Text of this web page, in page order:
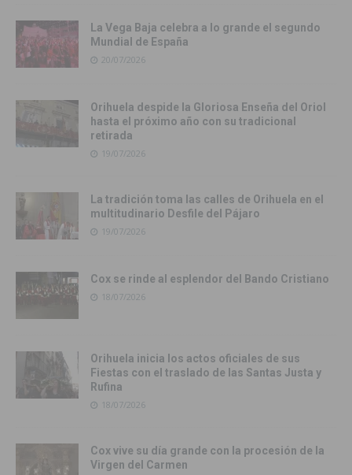
La Vega Baja celebra a lo grande el segundo
Mundial de España
20/07/2026
Orihuela despide la Gloriosa Enseña del Oriol
hasta el próximo año con su tradicional
retirada
19/07/2026
La tradición toma las calles de Orihuela en el
multitudinario Desfile del Pájaro
19/07/2026
Cox se rinde al esplendor del Bando Cristiano
18/07/2026
Orihuela inicia los actos oficiales de sus
Fiestas con el traslado de las Santas Justa y
Rufina
18/07/2026
Cox vive su día grande con la procesión de la
Virgen del Carmen